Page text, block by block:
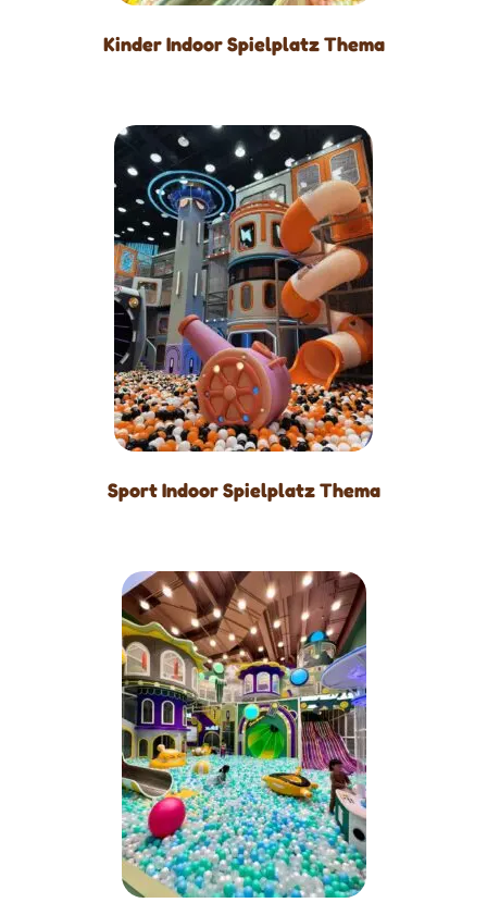
Kinder Indoor Spielplatz Thema
Sport Indoor Spielplatz Thema